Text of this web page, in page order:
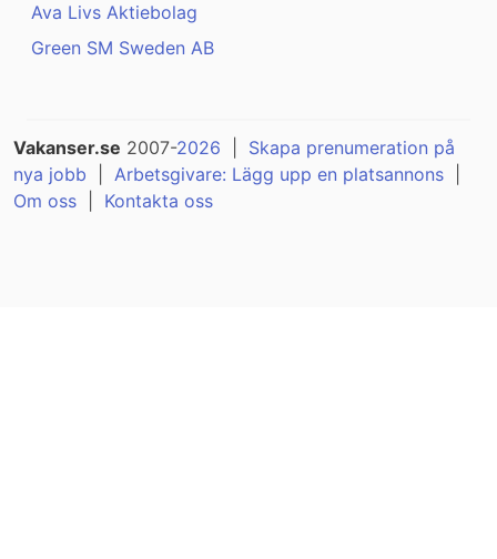
Ava Livs Aktiebolag
Green SM Sweden AB
Vakanser.se 2007-2026
Skapa prenumeration på
nya jobb
Arbetsgivare: Lägg upp en platsannons
Om oss
Kontakta oss